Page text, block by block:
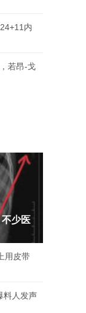
内
若昂-戈
少医
用皮带
料人发声